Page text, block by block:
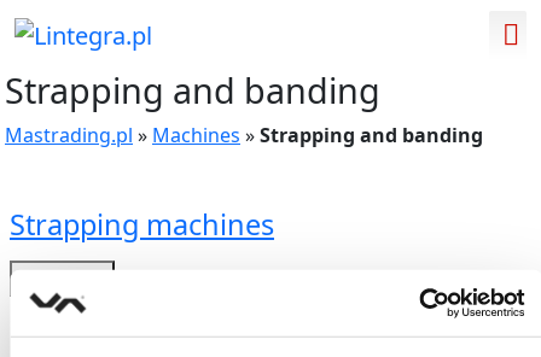
Strapping and banding
Mastrading.pl » Machines »Strapping and banding
Strapping machines
see more